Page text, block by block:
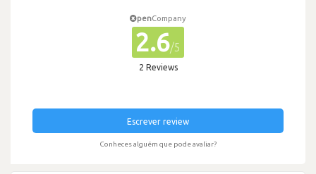
penCompany
2.6/5
2 Reviews
Escrever review
Conheces alguém que pode avaliar?